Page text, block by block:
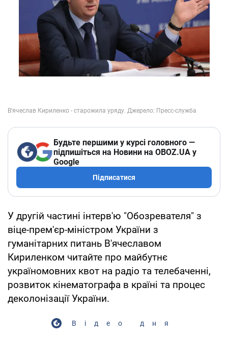
Будьте першими у курсі головного —
підпишіться на Новини на OBOZ.UA у
Google
Підписатися
У другій частині інтерв'ю "Обозревателя" з
віце-прем'єр-міністром України з
гуманітарних питань В'ячеславом
Кириленком читайте про майбутнє
україномовних квот на радіо та телебаченні,
розвиток кінематографа в країні та процес
деколонізації України.
Відео дня